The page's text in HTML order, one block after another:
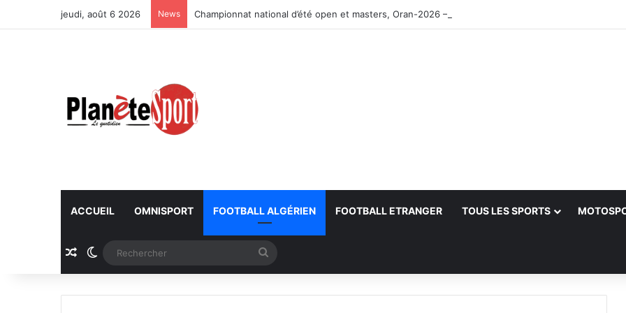
jeudi, août 6 2026 News Championnat national d’été open et masters, Oran-2026 — Le CRB s’adjuge le titre
ACCUEIL OMNISPORT FOOTBALL ALGÉRIEN FOOTBALL ETRANGER TOUS LES SPORTS
Article Aléatoire
Switch skin